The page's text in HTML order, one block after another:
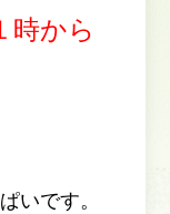
時から
いです。